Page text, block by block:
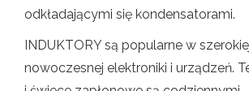
odkładającymi się kondensatorami.
INDUKTORY są popularne w
nowoczesnej elektroniki i urządzeń.